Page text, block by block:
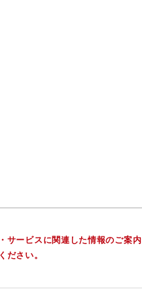
サービスに関連した情報のご案
ださい。